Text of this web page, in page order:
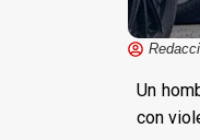
Un
con